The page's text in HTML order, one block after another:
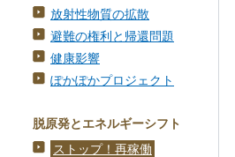
放射性物質の拡散
避難の権利と帰還問題
健康影響
ぽかぽかプロジェクト
脱原発とエネルギーシフト
ストップ！再稼働